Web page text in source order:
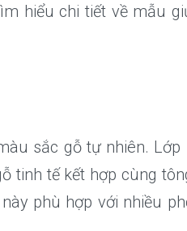
hiểu chi tiết về mẫu
sắc gỗ tự nhiên. Lớp
tinh tế kết hợp cùng
phù hợp với nhiều